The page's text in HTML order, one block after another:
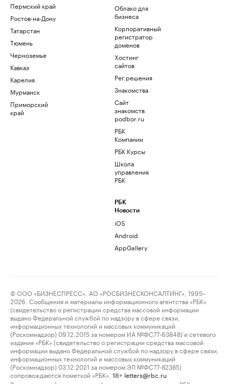
Пермский край
Ростов-на-Дону
Татарстан
Тюмень
Черноземье
Кавказ
Карелия
Мурманск
Приморский
край
Облако для
бизнеса
Корпоративный
регистратор
доменов
Хостинг
сайтов
Рег.решения
Знакомства
Сайт
знакомств
podbor.ru
РБК
Компании
РБК Курсы
Школа
управления
РБК
РБК
Новости
iOS
Android
AppGallery
© ООО «БИЗНЕСПРЕСС», АО «РОСБИЗНЕСКОНСАЛТИНГ», 1995–
2026. Сообщения и материалы информационного агентства «РБК»
(свидетельство о регистрации средства массовой информации
выдано Федеральной службой по надзору в сфере связи,
информационных технологий и массовых коммуникаций
(Роскомнадзор) 09.12.2015 за номером ИА №ФС77-63848) и сетевого
издания «РБК» (свидетельство о регистрации средства массовой
информации выдано Федеральной службой по надзору в сфере связи,
информационных технологий и массовых коммуникаций
(Роскомнадзор) 03.12.2021 за номером ЭЛ №ФС77-82385)
сопровождаются пометкой «РБК».
18+ letters@rbc.ru